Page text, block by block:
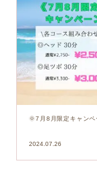
🌞7月8月限定キャンペ
2024.07.26